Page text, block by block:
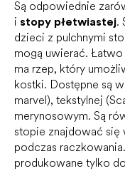
Są odpowiednie
i stopy płetwiastej.
dzieci z pulchnymi
mogą uwierać.
ma rzep, który
kostki. Dostępne są
marvel), tekstylnej
merynosowym. Są
stopie znajdować
podczas
produkowane tylko